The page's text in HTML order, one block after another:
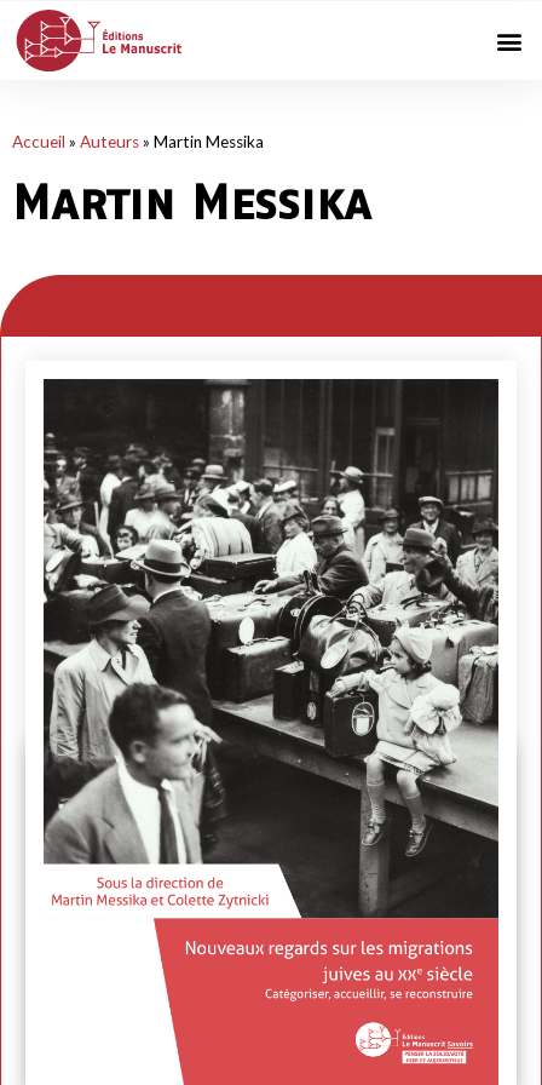
Accueil » Auteurs» Martin Messika
Martin Messika